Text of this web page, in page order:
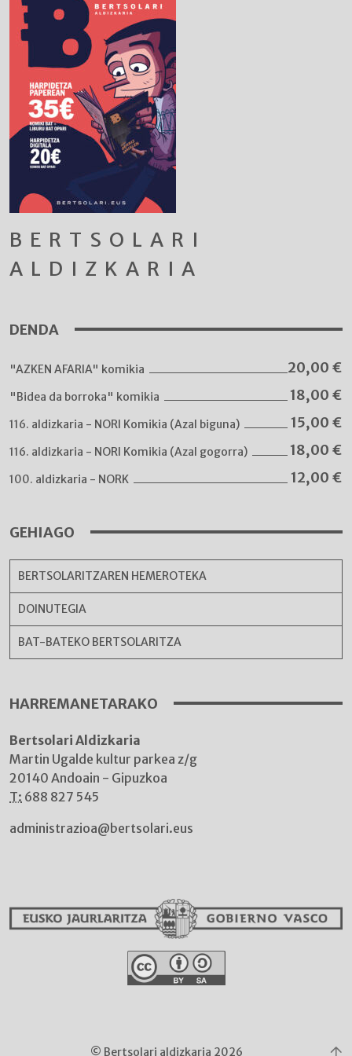
BERTSOLARI
ALDIZKARIA
DENDA
"AZKEN AFARIA" komikia 20,00 €
"Bidea da borroka" komikia 18,00 €
116. aldizkaria - NORI Komikia (Azal biguna) 15,00 €
116. aldizkaria - NORI Komikia (Azal gogorra) 18,00 €
100. aldizkaria - NORK 12,00 €
GEHIAGO
BERTSOLARITZAREN HEMEROTEKA
DOINUTEGIA
BAT-BATEKO BERTSOLARITZA
HARREMANETARAKO
Bertsolari Aldizkaria
Martin Ugalde kultur parkea z/g
20140 Andoain - Gipuzkoa
T: 688 827 545
administrazioa@bertsolari.eus
© Bertsolari aldizkaria 2026